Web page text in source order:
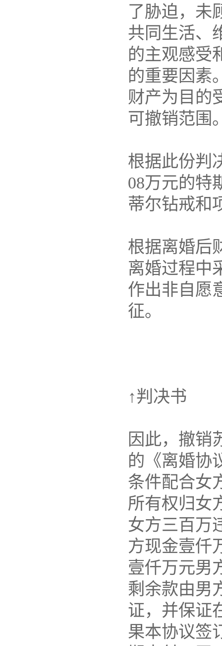
了胁迫，未
共同生活、
的主观感受
的重要因素
财产为目的
可撤销范围
根据此份判
08万元的特
蒂尔钻戒和
根据离婚后
离婚过程中
作出非自愿
征。
↑判决书
因此，撤销
的《离婚协
条件配合女
所有权归女
女方三百万
方现金壹仟
壹仟万元男
剩余款由男
证，并保证
果本协议签